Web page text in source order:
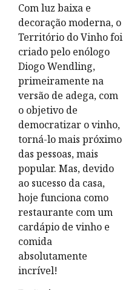
Com luz baixa e
decoração moderna, o
Território do Vinho foi
criado pelo enólogo
Diogo Wendling,
primeiramente na
versão de adega, com
o objetivo de
democratizar o vinho,
torná-lo mais próximo
das pessoas, mais
popular. Mas, devido
ao sucesso da casa,
hoje funciona como
restaurante com um
cardápio de vinho e
comida
absolutamente
incrível!